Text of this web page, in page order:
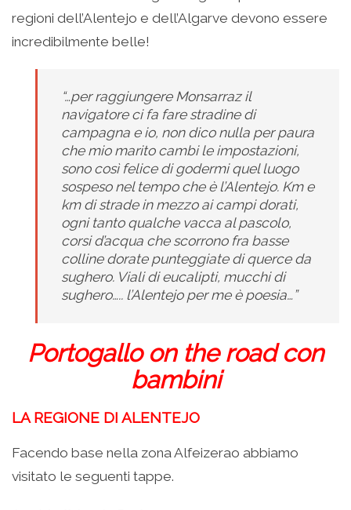
finestra)nuova
finestra)
nuova
finestra)
nuova
finestra)
regioni dell’Alentejo e dell’Algarve devono essere
incredibilmente belle!
“…per raggiungere Monsarraz il
navigatore ci fa fare stradine di
campagna e io, non dico nulla per paura
che mio marito cambi le impostazioni,
sono così felice di godermi quel luogo
sospeso nel tempo che è l’Alentejo. Km e
km di strade in mezzo ai campi dorati,
ogni tanto qualche vacca al pascolo,
corsi d’acqua che scorrono fra basse
colline dorate punteggiate di querce da
sughero. Viali di eucalipti, mucchi di
sughero….. l’Alentejo per me è poesia…”
Portogallo on the road con
bambini
LA REGIONE DI ALENTEJO
Facendo base nella zona Alfeizerao abbiamo
visitato le seguenti tappe.